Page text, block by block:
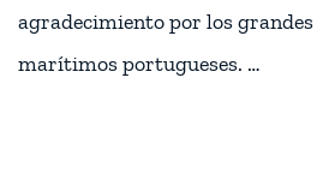
agradecimiento por los
marítimos portugueses. …